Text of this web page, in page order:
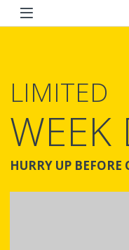
Skip to navigation
Skip to content
LIMITED
WEEK
HURRY UP BEFORE